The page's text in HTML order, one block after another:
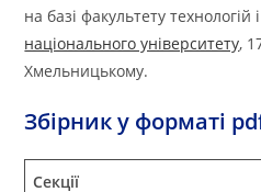
на базі факультету
національного університету,
Хмельницькому.
Збірник у форматі
Секції